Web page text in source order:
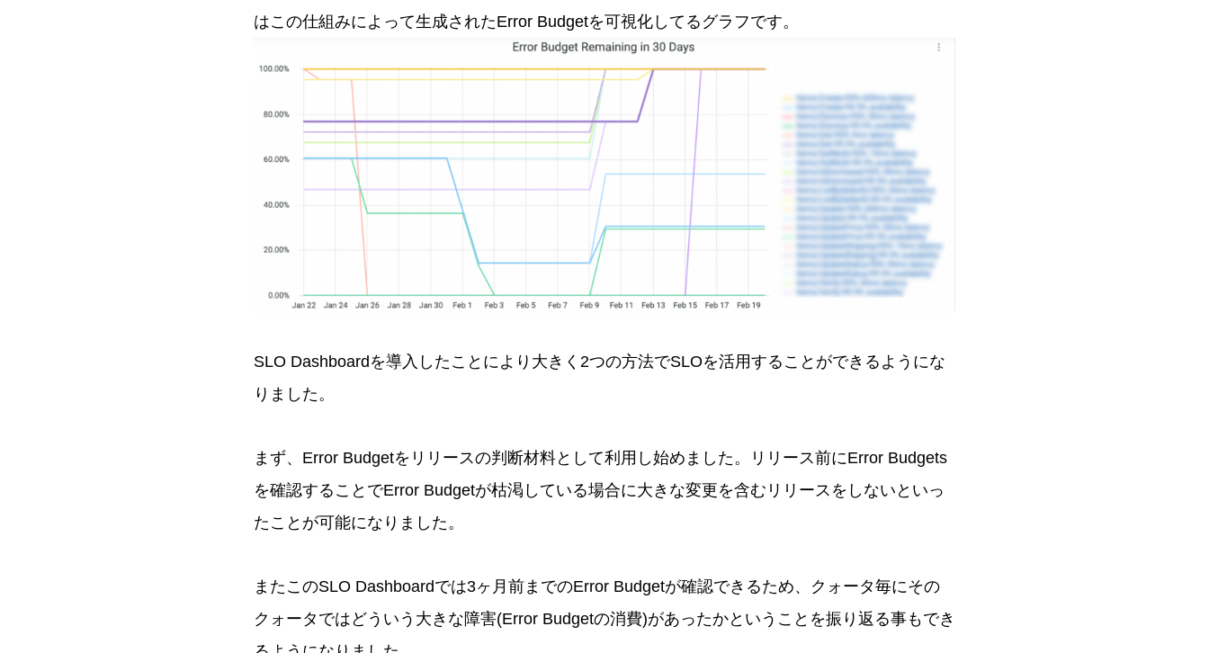
はこの仕組みによって生成されたError Budgetを可視化してるグラフです。
SLO Dashboardを導入したことにより大きく2つの方法でSLOを活用することができるようにな
りました。
まず、Error Budgetをリリースの判断材料として利用し始めました。リリース前にError Budgets
を確認することでError Budgetが枯渇している場合に大きな変更を含むリリースをしないといっ
たことが可能になりました。
またこのSLO Dashboardでは3ヶ月前までのError Budgetが確認できるため、クォータ毎にその
クォータではどういう大きな障害(Error Budgetの消費)があったかということを振り返る事もでき